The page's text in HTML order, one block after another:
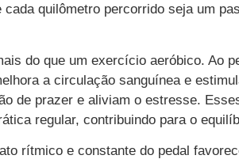
cada quilômetro percorrido seja um
do que um exercício aeróbico. Ao
a circulação sanguínea e
de prazer e aliviam o estresse.
regular, contribuindo para o
rítmico e constante do pedal